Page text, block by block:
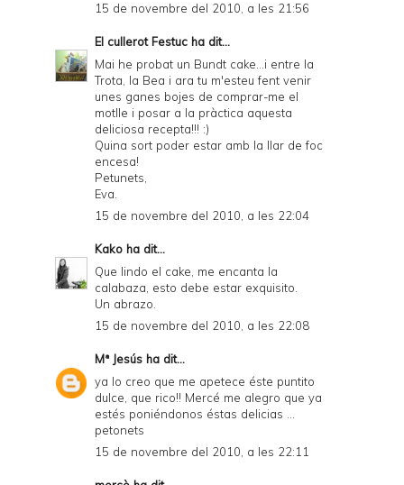
15 de novembre del 2010, a les 21:56
El cullerot Festuc ha dit...
Mai he probat un Bundt cake...i entre la
Trota, la Bea i ara tu m'esteu fent venir
unes ganes bojes de comprar-me el
motlle i posar a la pràctica aquesta
deliciosa recepta!!! :)
Quina sort poder estar amb la llar de foc
encesa!
Petunets,
Eva.
15 de novembre del 2010, a les 22:04
Kako ha dit...
Que lindo el cake, me encanta la
calabaza, esto debe estar exquisito.
Un abrazo.
15 de novembre del 2010, a les 22:08
Mª Jesús ha dit...
ya lo creo que me apetece éste puntito
dulce, que rico!! Mercé me alegro que ya
estés poniéndonos éstas delicias ...
petonets
15 de novembre del 2010, a les 22:11